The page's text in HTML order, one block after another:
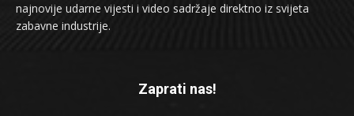
najnovije udarne vijesti i video sadržaje direktno iz svijeta
zabavne industrije.
Zaprati nas!